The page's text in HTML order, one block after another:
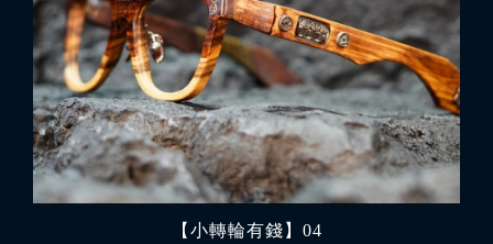
【小轉輪有錢】04